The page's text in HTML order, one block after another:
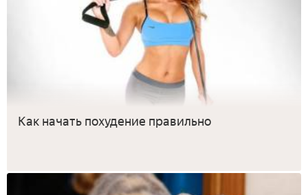
Как начать похудение правильно